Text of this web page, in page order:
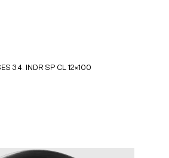
3.4. INDR SP CL 12×100